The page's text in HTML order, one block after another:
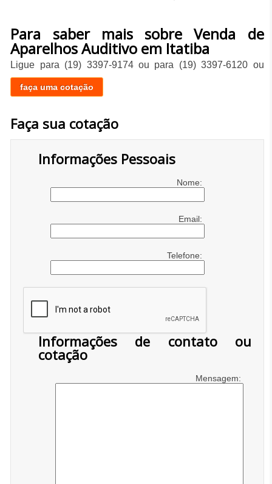
Para saber mais sobre Venda de
Aparelhos Auditivo em Itatiba
Ligue para (19) 3397-9174ou para (19) 3397-6120 ou
faça uma cotação
Faça sua cotação
Informações Pessoais
Nome:
Email:
Telefone:
Informações de contato ou
cotação
Mensagem: